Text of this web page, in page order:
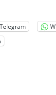
Telegram